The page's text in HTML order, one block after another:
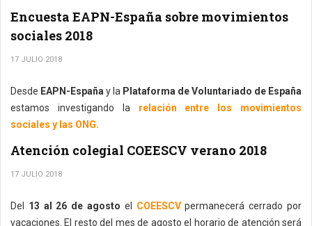
Encuesta EAPN-España sobre movimientos
sociales 2018
17 JULIO 2018
Desde EAPN-España y la Plataforma de Voluntariado de España
estamos investigando la relación entre los movimientos
sociales y las ONG.
Atención colegial COEESCV verano 2018
17 JULIO 2018
Del 13 al 26 de agosto el COEESCVpermanecerá cerrado por
vacaciones. El resto del mes de agosto el horario de atención será